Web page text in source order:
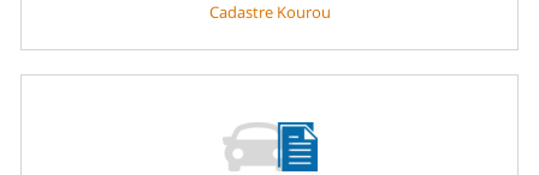
Cadastre Kourou